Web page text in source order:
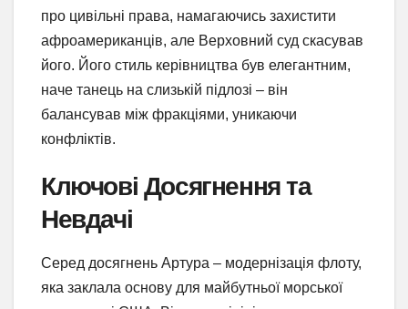
про цивільні права, намагаючись захистити
афроамериканців, але Верховний суд скасував
його. Його стиль керівництва був елегантним,
наче танець на слизькій підлозі – він
балансував між фракціями, уникаючи
конфліктів.
Ключові Досягнення та
Невдачі
Серед досягнень Артура – модернізація флоту,
яка заклала основу для майбутньої морської